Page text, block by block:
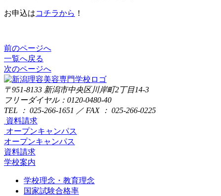
お申込はコチラから ！
前のページへ
一覧へ戻る
次のページへ
〒951-8133 新潟市中央区川岸町2丁目14-3
フリーダイヤル：0120-0480-40
TEL ： 025-266-1651 ／ FAX ： 025-266-0225
資料請求
オープンキャンパス
オープンキャンパス
資料請求
学校案内
学校理念・教育理念
国家試験合格率